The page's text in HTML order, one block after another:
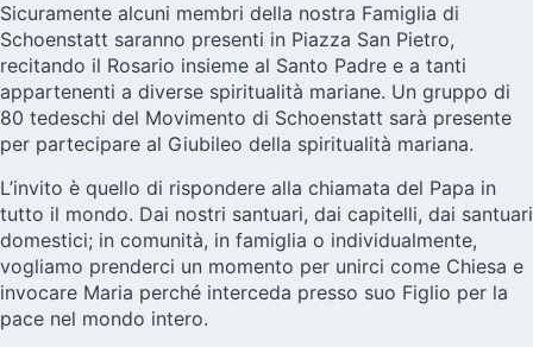
Sicuramente alcuni membri della nostra Famiglia di
Schoenstatt saranno presenti in Piazza San Pietro,
recitando il Rosario insieme al Santo Padre e a tanti
appartenenti a diverse spiritualità mariane. Un gruppo di
80 tedeschi del Movimento di Schoenstatt sarà presente
per partecipare al Giubileo della spiritualità mariana.
L’invito è quello di rispondere alla chiamata del Papa in
tutto il mondo. Dai nostri santuari, dai capitelli, dai santuari
domestici; in comunità, in famiglia o individualmente,
vogliamo prenderci un momento per unirci come Chiesa e
invocare Maria perché interceda presso suo Figlio per la
pace nel mondo intero.